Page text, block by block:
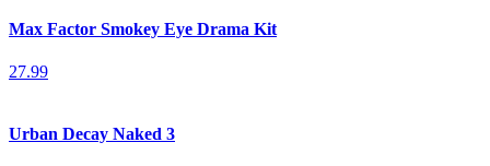
Max Factor Smokey Eye Drama Kit
27.99
Urban Decay Naked 3